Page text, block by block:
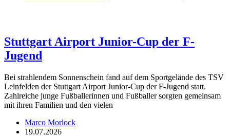
Stuttgart Airport Junior-Cup der F-
Jugend
Bei strahlendem Sonnenschein fand auf dem Sportgelände des TSV
Leinfelden der Stuttgart Airport Junior-Cup der F-Jugend statt.
Zahlreiche junge Fußballerinnen und Fußballer sorgten gemeinsam
mit ihren Familien und den vielen
Marco Morlock
19.07.2026